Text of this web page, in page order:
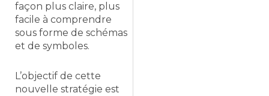
façon plus claire, plus
facile à comprendre
sous forme de schémas
et de symboles.
L’objectif de cette
nouvelle stratégie est